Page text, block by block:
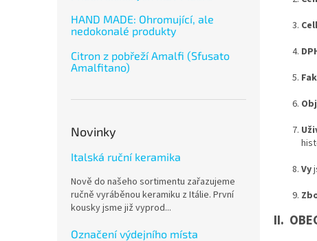
HAND MADE: Ohromující, ale
nedokonalé produkty
Citron z pobřeží Amalfi (Sfusato
Amalfitano)
Novinky
Italská ruční keramika
Nově do našeho sortimentu zařazujeme
ručně vyráběnou keramiku z Itálie. První
kousky jsme již vyprod...
Označení výdejního místa
Vy
II.